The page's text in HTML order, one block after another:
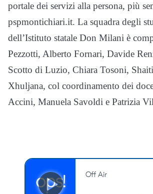
portale dei servizi alla persona, più
pspmontichiari.it. La squadra degli
dell’Istituto statale Don Milani è
Pezzotti, Alberto Fornari, Davide
Scotto di Luzio, Chiara Tosoni,
Xhuljana, col coordinamento dei
Accini, Manuela Savoldi e Patrizia